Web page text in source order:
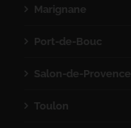
Marignane
Port-de-Bouc
Salon-de-Provence
Toulon